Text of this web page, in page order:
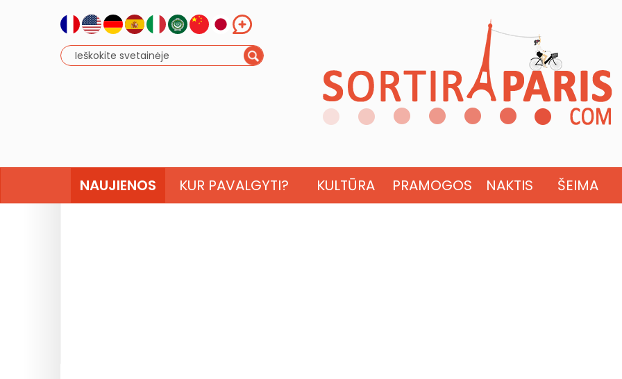
NAUJIENOS KUR PAVALGYTI? KULTŪRA PRAMOGOS NAKTIS ŠEIMA